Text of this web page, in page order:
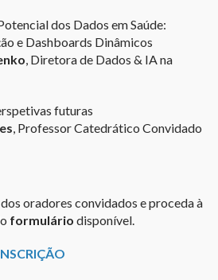
dos Dados em Saúde:
e Dashboards Dinâmicos
, Diretora de Dados & IA na
futuras
, Professor Catedrático Convidado
oradores convidados e proceda à
formulário disponível.